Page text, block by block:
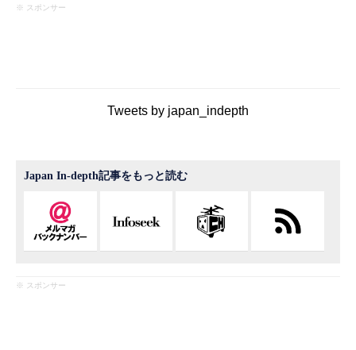
※ スポンサー
Tweets by japan_indepth
Japan In-depth記事をもっと読む
※ スポンサー